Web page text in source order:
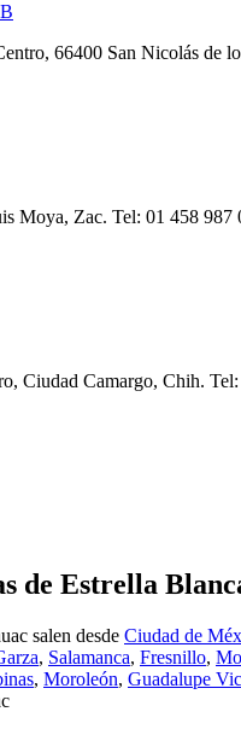
66400 San Nicolás de
Moya, Zac. Tel: 01 458 987
Ciudad Camargo, Chih.
de Estrella
salen desde Ciudad de
, Salamanca, Fresnillo,
, Moroleón, Guadalupe